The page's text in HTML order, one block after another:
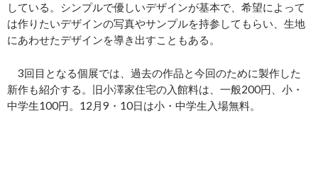
している。シンプルで優しいデザインが基本で、希望によって
は作りたいデザインの写真やサンプルを持参してもらい、生地
にあわせたデザインを導き出すこともある。
3回目となる個展では、過去の作品と今回のために製作した
新作も紹介する。旧小澤家住宅の入館料は、一般200円、小・
中学生100円。12月9・10日は小・中学生入場無料。